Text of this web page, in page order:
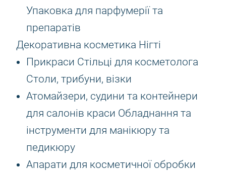
Упаковка для парфумерії та
препаратів
Декоративна косметика Нігті
Прикраси Стільці для косметолога
Столи, трибуни, візки
Атомайзери, судини та контейнери
для салонів краси Обладнання та
інструменти для манікюру та
педикюру
Апарати для косметичної обробки